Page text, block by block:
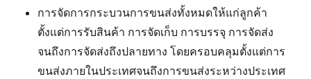
การจัดการกระบวนการขนส่งทั้งหมดให้แก่ลูกค้า
ตั้งแต่การรับสินค้า การจัดเก็บ การบรรจุ การจัดส่ง
จนถึงการจัดส่งถึงปลายทาง โดยครอบคลุมตั้งแต่การ
ขนส่งภายในประเทศจนถึงการขนส่งระหว่างประเทศ